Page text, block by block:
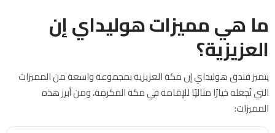
ما هي مميزات هوليداي إن
العزيزية؟
يتميز فندق هوليداي إن مكة العزيزية بمجموعة واسعة من المميزات
التي تُجعله خيارًا مثاليًا للإقامة في مكة المكرمة، ومن أبرز هذه
المميزات: